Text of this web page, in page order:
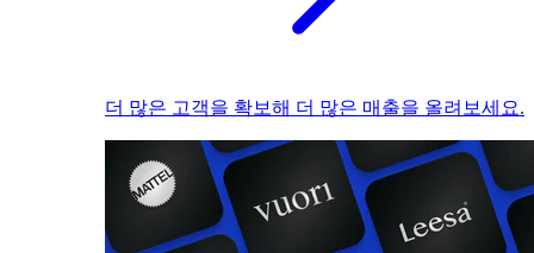
더 많은 고객을 확보해 더 많은 매출을 올려보세요.